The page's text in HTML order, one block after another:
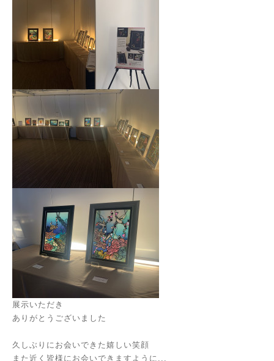
展示いただき
ありがとうございました
久しぶりにお会いできた嬉しい笑顔
また近く皆様にお会いできますように...